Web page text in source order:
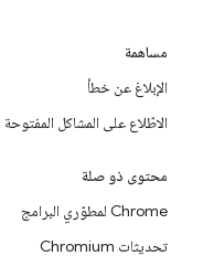
مساهمة
الإبلاغ عن خطأ
الاطّلاع على المشاكل المفتوحة
محتوى ذو صلة
Chrome لمطوّري البرامج
تحديثات Chromium